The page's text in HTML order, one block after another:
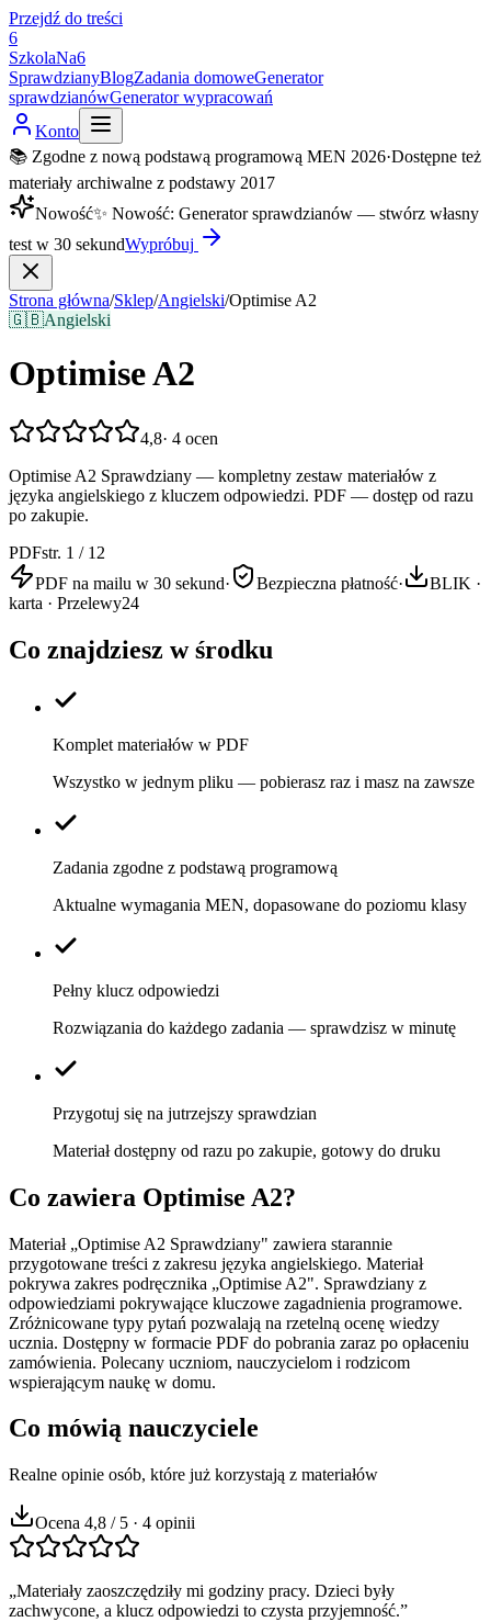
Przejdź do treści
6
SzkolaNa6
SprawdzianyBlogZadania domoweGenerator
sprawdzianówGenerator wypracowań
Konto
📚 Zgodne z nową podstawą programową MEN 2026·Dostępne też
materiały archiwalne z podstawy 2017
Nowość✨ Nowość: Generator sprawdzianów — stwórz własny
test w 30 sekundWypróbuj
Strona główna/Sklep/Angielski/Optimise A2
🇬🇧Angielski
Optimise A2
4,8· 4 ocen
Optimise A2 Sprawdziany — kompletny zestaw materiałów z
języka angielskiego z kluczem odpowiedzi. PDF — dostęp od razu
po zakupie.
PDFstr. 1 / 12
PDF na mailu w 30 sekund· Bezpieczna płatność·
BLIK ·
karta · Przelewy24
Co znajdziesz w środku
Komplet materiałów w PDF
Wszystko w jednym pliku — pobierasz raz i masz na zawsze
Zadania zgodne z podstawą programową
Aktualne wymagania MEN, dopasowane do poziomu klasy
Pełny klucz odpowiedzi
Rozwiązania do każdego zadania — sprawdzisz w minutę
Przygotuj się na jutrzejszy sprawdzian
Materiał dostępny od razu po zakupie, gotowy do druku
Co zawiera Optimise A2?
Materiał „Optimise A2 Sprawdziany" zawiera starannie
przygotowane treści z zakresu języka angielskiego. Materiał
pokrywa zakres podręcznika „Optimise A2". Sprawdziany z
odpowiedziami pokrywające kluczowe zagadnienia programowe.
Zróżnicowane typy pytań pozwalają na rzetelną ocenę wiedzy
ucznia. Dostępny w formacie PDF do pobrania zaraz po opłaceniu
zamówienia. Polecany uczniom, nauczycielom i rodzicom
wspierającym naukę w domu.
Co mówią nauczyciele
Realne opinie osób, które już korzystają z materiałów
Ocena 4,8 / 5 · 4 opinii
„Materiały zaoszczędziły mi godziny pracy. Dzieci były
zachwycone, a klucz odpowiedzi to czysta przyjemność.”